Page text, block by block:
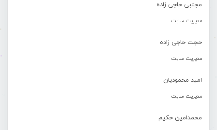
مجتبی حاجی زاده
مدیریت سایت
حجت حاجی زاده
مدیریت سایت
امید محمودیان
مدیریت سایت
محمدامین حکیم